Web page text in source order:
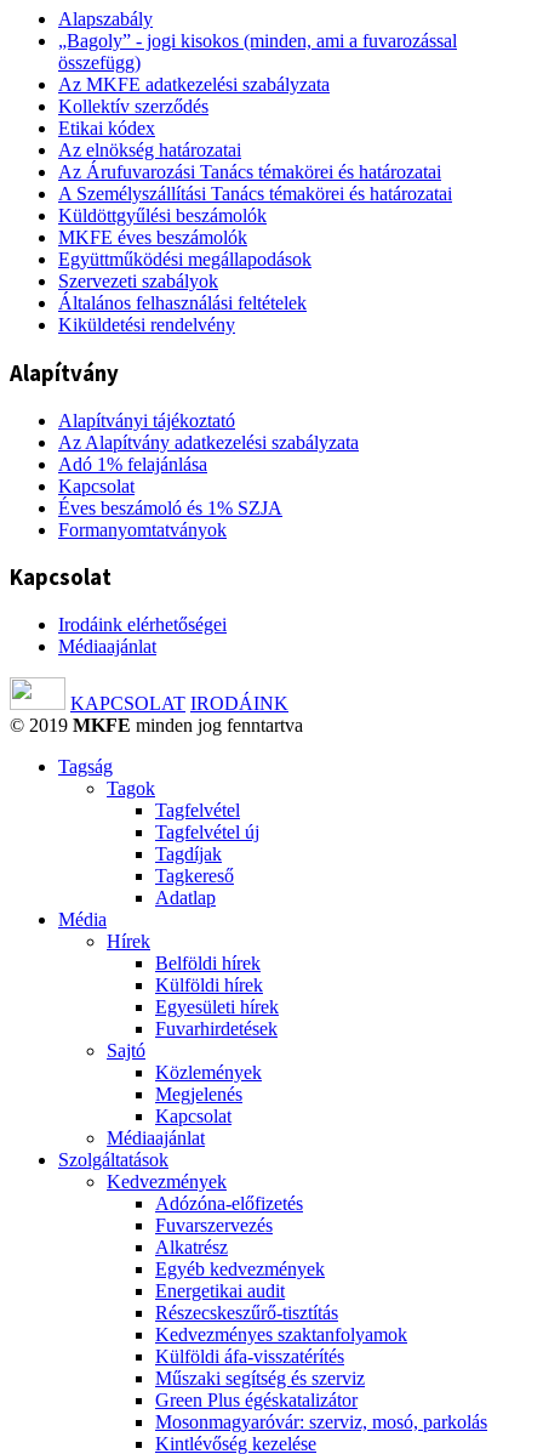
Alapszabály
„Bagoly” - jogi kisokos (minden, ami a fuvarozással
összefügg)
Az MKFE adatkezelési szabályzata
Kollektív szerződés
Etikai kódex
Az elnökség határozatai
Az Árufuvarozási Tanács témakörei és határozatai
A Személyszállítási Tanács témakörei és határozatai
Küldöttgyűlési beszámolók
MKFE éves beszámolók
Együttműködési megállapodások
Szervezeti szabályok
Általános felhasználási feltételek
Kiküldetési rendelvény
Alapítvány
Alapítványi tájékoztató
Az Alapítvány adatkezelési szabályzata
Adó 1% felajánlása
Kapcsolat
Éves beszámoló és 1% SZJA
Formanyomtatványok
Kapcsolat
Irodáink elérhetőségei
Médiaajánlat
KAPCSOLAT IRODÁINK
© 2019 MKFE minden jog fenntartva
Tagság
Tagok
Tagfelvétel
Tagfelvétel új
Tagdíjak
Tagkereső
Adatlap
Média
Hírek
Belföldi hírek
Külföldi hírek
Egyesületi hírek
Fuvarhirdetések
Sajtó
Közlemények
Megjelenés
Kapcsolat
Médiaajánlat
Szolgáltatások
Kedvezmények
Adózóna-előfizetés
Fuvarszervezés
Alkatrész
Egyéb kedvezmények
Energetikai audit
Részecskeszűrő-tisztítás
Kedvezményes szaktanfolyamok
Külföldi áfa-visszatérítés
Műszaki segítség és szerviz
Green Plus égéskatalizátor
Mosonmagyaróvár: szerviz, mosó, parkolás
Kintlévőség kezelése